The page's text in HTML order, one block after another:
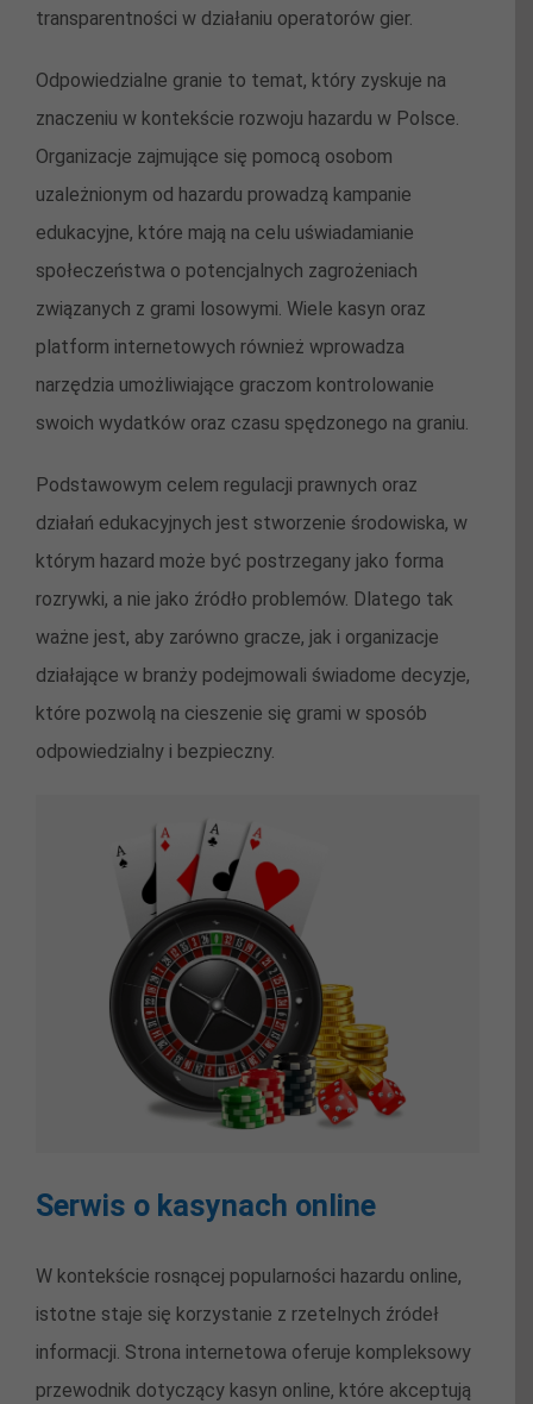
transparentności w działaniu operatorów gier.
Odpowiedzialne granie to temat, który zyskuje na
znaczeniu w kontekście rozwoju hazardu w Polsce.
Organizacje zajmujące się pomocą osobom
uzależnionym od hazardu prowadzą kampanie
edukacyjne, które mają na celu uświadamianie
społeczeństwa o potencjalnych zagrożeniach
związanych z grami losowymi. Wiele kasyn oraz
platform internetowych również wprowadza
narzędzia umożliwiające graczom kontrolowanie
swoich wydatków oraz czasu spędzonego na graniu.
Podstawowym celem regulacji prawnych oraz
działań edukacyjnych jest stworzenie środowiska, w
którym hazard może być postrzegany jako forma
rozrywki, a nie jako źródło problemów. Dlatego tak
ważne jest, aby zarówno gracze, jak i organizacje
działające w branży podejmowali świadome decyzje,
które pozwolą na cieszenie się grami w sposób
odpowiedzialny i bezpieczny.
Serwis o kasynach online
W kontekście rosnącej popularności hazardu online,
istotne staje się korzystanie z rzetelnych źródeł
informacji. Strona internetowa oferuje kompleksowy
przewodnik dotyczący kasyn online, które akceptują